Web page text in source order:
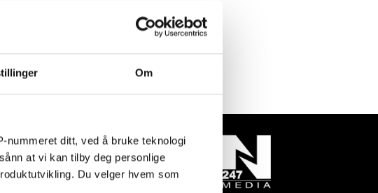
Om
nummeret ditt, ved å bruke teknologi
at vi kan tilby deg personlige
Du velger hvem som